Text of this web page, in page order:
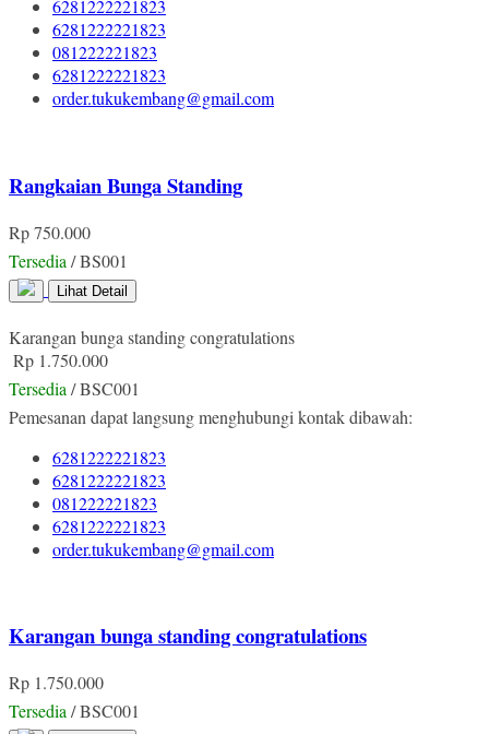
6281222221823
6281222221823
081222221823
6281222221823
order.tukukembang@gmail.com
Rangkaian Bunga Standing
Rp 750.000
Tersedia / BS001
Lihat Detail
Karangan bunga standing congratulations
Rp 1.750.000
Tersedia / BSC001
Pemesanan dapat langsung menghubungi kontak dibawah:
6281222221823
6281222221823
081222221823
6281222221823
order.tukukembang@gmail.com
Karangan bunga standing congratulations
Rp 1.750.000
Tersedia / BSC001